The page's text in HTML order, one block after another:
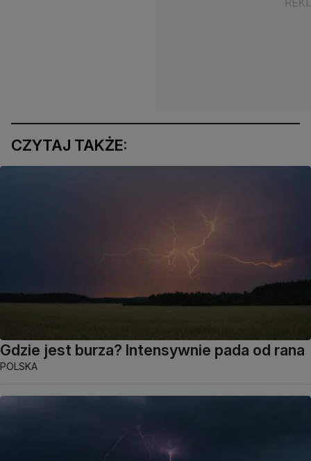
CZYTAJ TAKŻE:
Gdzie jest burza? Intensywnie pada od rana
POLSKA